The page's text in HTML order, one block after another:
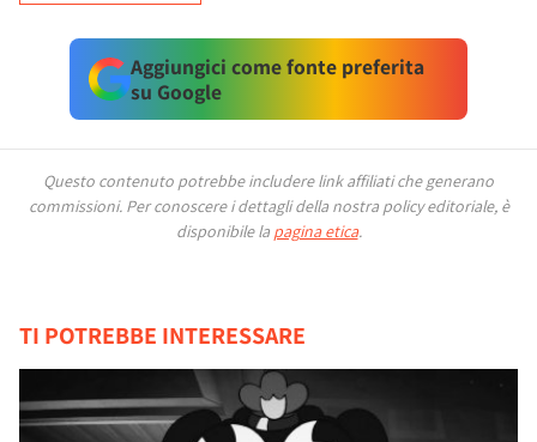
Aggiungici come fonte preferita
su Google
Questo contenuto potrebbe includere link affiliati che generano
commissioni. Per conoscere i dettagli della nostra policy editoriale, è
disponibile la pagina etica.
TI POTREBBE INTERESSARE